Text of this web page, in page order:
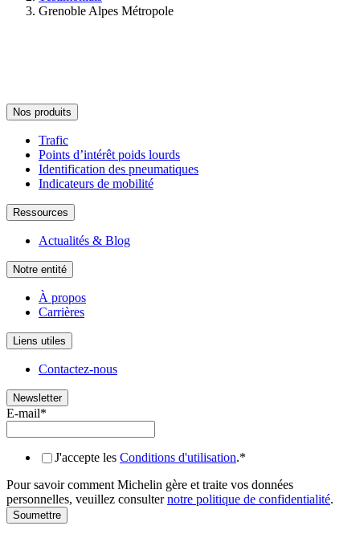
Grenoble Alpes Métropole
Nos produits
Trafic
Points d’intérêt poids lourds
Identification des pneumatiques
Indicateurs de mobilité
Ressources
Actualités & Blog
Notre entité
À propos
Carrières
Liens utiles
Contactez-nous
Newsletter
E-mail*
J'accepte les Conditions d'utilisation.*
Pour savoir comment Michelin gère et traite vos données
personnelles, veuillez consulternotre politique de confidentialité.